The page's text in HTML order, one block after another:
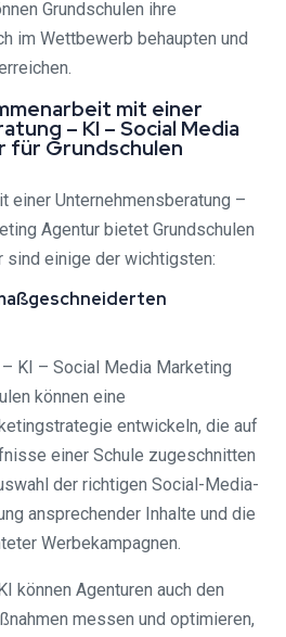
Grundschulen ihre
im Wettbewerb behaupten und
mit einer
– KI – Social Media
für Grundschulen
einer Unternehmensberatung –
Agentur bietet Grundschulen
sind einige der wichtigsten:
KI – Social Media Marketing
können eine
entwickeln, die auf
einer Schule zugeschnitten
der richtigen Social-Media-
ansprechender Inhalte und die
Werbekampagnen.
können Agenturen auch den
messen und optimieren,